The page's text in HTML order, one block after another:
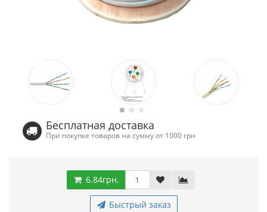
Бесплатная доставка
При покупке товаров на сумму от 1000 грн
6.84грн.
Быстрый заказ